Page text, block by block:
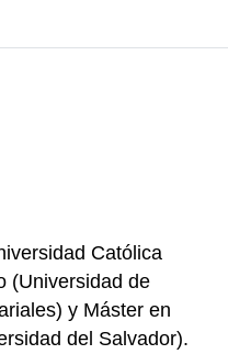
Católica
(Universidad de
y Máster en
del Salvador).